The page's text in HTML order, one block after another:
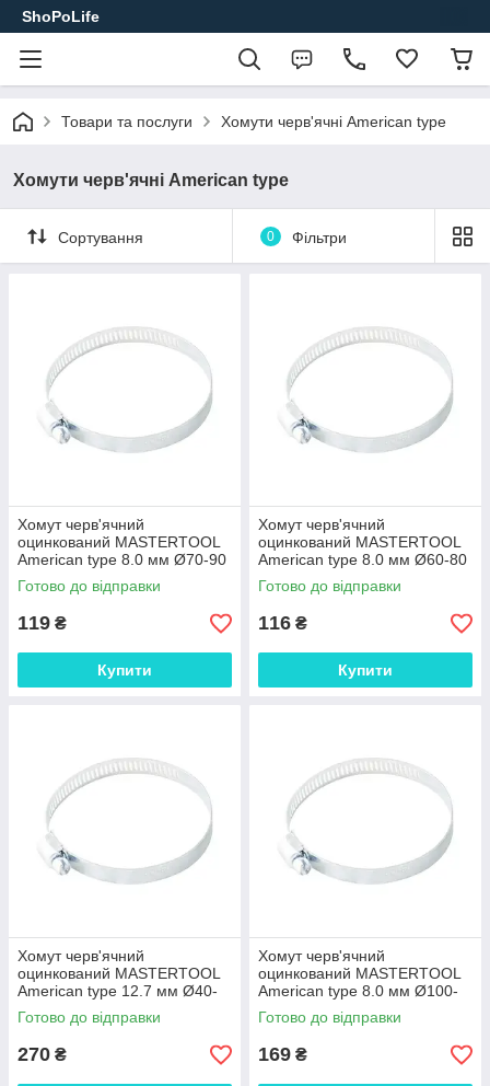
ShoPoLife
Товари та послуги Хомути черв'ячні American type
Хомути черв'ячні American type
Сортування 0 Фільтри
Хомут черв'ячний
оцинкований MASTERTOOL
American type 8.0 мм Ø70-90
мм 10 шт 20-1969 SPL
Готово до відправки
119 ₴
Купити
Хомут черв'ячний
оцинкований MASTERTOOL
American type 8.0 мм Ø60-80
мм 10 шт 20-1968 SPL
Готово до відправки
116 ₴
Купити
Хомут черв'ячний
оцинкований MASTERTOOL
American type 12.7 мм Ø40-
60 мм 25 шт 20-1962 SPL
Готово до відправки
270 ₴
Хомут черв'ячний
оцинкований MASTERTOOL
American type 8.0 мм Ø100-
120 мм 10 шт 20-1972 SPL
Готово до відправки
169 ₴